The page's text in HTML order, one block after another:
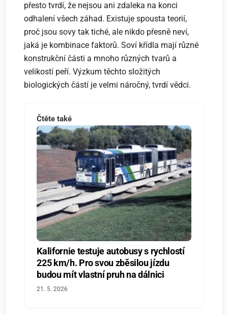
přesto tvrdí, že nejsou ani zdaleka na konci
odhalení všech záhad. Existuje spousta teorií,
proč jsou sovy tak tiché, ale nikdo přesně neví,
jaká je kombinace faktorů. Soví křídla mají různé
konstrukční části a mnoho různých tvarů a
velikostí peří. Výzkum těchto složitých
biologických částí je velmi náročný, tvrdí vědci.
Čtěte také
Kalifornie testuje autobusy s rychlostí
225 km/h. Pro svou zběsilou jízdu
budou mít vlastní pruh na dálnici
21. 5. 2026